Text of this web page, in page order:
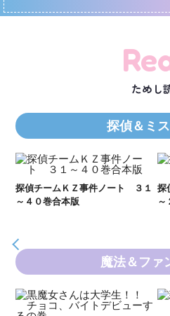
ためし
探偵＆ミ
探偵チームＫＺ事件ノート ３１
～４０巻合本版
探
～
魔法＆ファ